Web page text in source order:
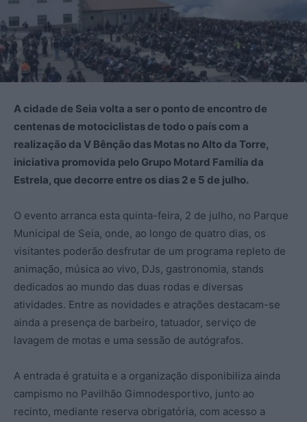
A cidade de Seia volta a ser o ponto de encontro de
centenas de motociclistas de todo o país com a
realização da V Bênção das Motas no Alto da Torre,
iniciativa promovida pelo Grupo Motard Família da
Estrela, que decorre entre os dias 2 e 5 de julho.
O evento arranca esta quinta-feira, 2 de julho, no Parque
Municipal de Seia, onde, ao longo de quatro dias, os
visitantes poderão desfrutar de um programa repleto de
animação, música ao vivo, DJs, gastronomia, stands
dedicados ao mundo das duas rodas e diversas
atividades. Entre as novidades e atrações destacam-se
ainda a presença de barbeiro, tatuador, serviço de
lavagem de motas e uma sessão de autógrafos.
A entrada é gratuita e a organização disponibiliza ainda
campismo no Pavilhão Gimnodesportivo, junto ao
recinto, mediante reserva obrigatória, com acesso a